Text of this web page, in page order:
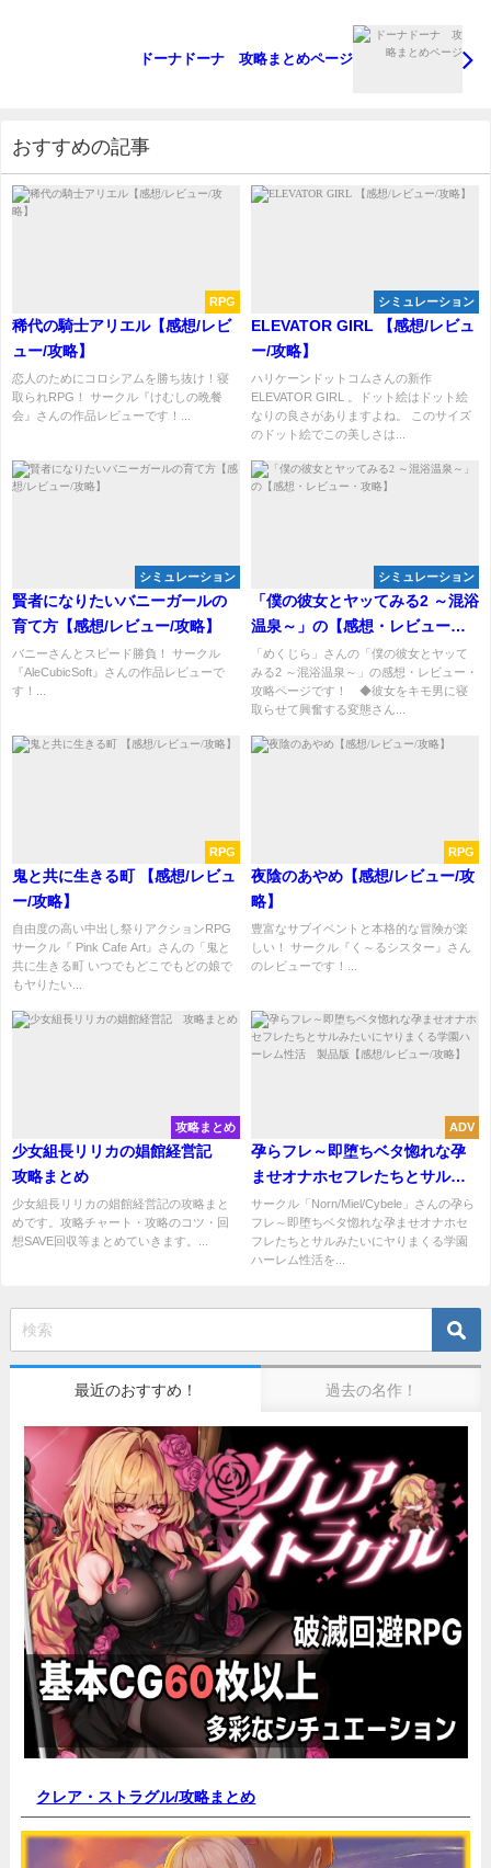
ドーナドーナ 攻略まとめページ
おすすめの記事
RPG
稀代の騎士アリエル【感想/レビ
ュー/攻略】
恋人のためにコロシアムを勝ち抜け！寝
取られRPG！ サークル『けむしの晩餐
会』さんの作品レビューです！...
シミュレーション
ELEVATOR GIRL 【感想/レビュ
ー/攻略】
ハリケーンドットコムさんの新作
ELEVATOR GIRL 。ドット絵はドット絵
なりの良さがありますよね。 このサイズ
のドット絵でこの美しさは...
シミュレーション
賢者になりたいバニーガールの
育て方【感想/レビュー/攻略】
バニーさんとスピード勝負！ サークル
『AleCubicSoft』さんの作品レビューで
す！...
シミュレーション
「僕の彼女とヤッてみる2 ～混浴
温泉～」の【感想・レビュー・
攻略】
「めくじら」さんの「僕の彼女とヤッて
みる2 ～混浴温泉～」の感想・レビュー・
攻略ページです！ ◆彼女をキモ男に寝
取らせて興奮する変態さん...
RPG
鬼と共に生きる町 【感想/レビュ
ー/攻略】
自由度の高い中出し祭りアクションRPG
サークル『 Pink Cafe Art』さんの「鬼と
共に生きる町 いつでもどこでもどの娘で
もヤりたい...
RPG
夜陰のあやめ【感想/レビュー/攻
略】
豊富なサブイベントと本格的な冒険が楽
しい！ サークル『く～るシスター』さん
のレビューです！...
攻略まとめ
少女組長リリカの娼館経営記
攻略まとめ
少女組長リリカの娼館経営記の攻略まと
めです。攻略チャート・攻略のコツ・回
想SAVE回収等まとめていきます。...
ADV
孕らフレ～即堕ちベタ惚れな孕
ませオナホセフレたちとサルみ
たいにヤりまくる学園ハーレム
性活 製品版【感想/レビュー/攻
略】
サークル「Norn/Miel/Cybele」さんの孕ら
フレ～即堕ちベタ惚れな孕ませオナホセ
フレたちとサルみたいにヤりまくる学園
ハーレム性活を...
最近のおすすめ！ 過去の名作！
クレア・ストラグル/攻略まとめ